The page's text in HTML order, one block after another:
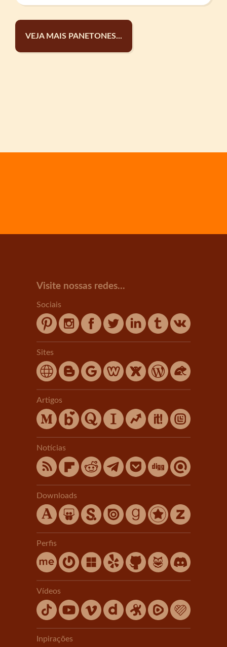
VEJA MAIS PANETONES...
Visite nossas redes...
Sociais
Sites
Artigos
Notícias
Downloads
Perfis
Vídeos
Inpirações